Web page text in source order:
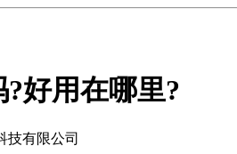
好用在哪里?
技有限公司